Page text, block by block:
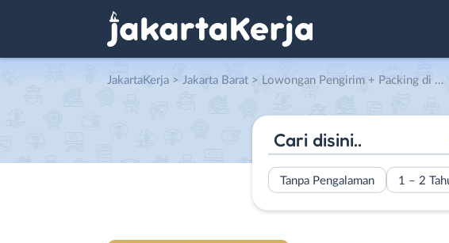
JakartaKerja > Jakarta Barat > Lowongan Pengirim + Packing di Onlineshop Jakarta
Tanpa Pengalaman 1 – 2